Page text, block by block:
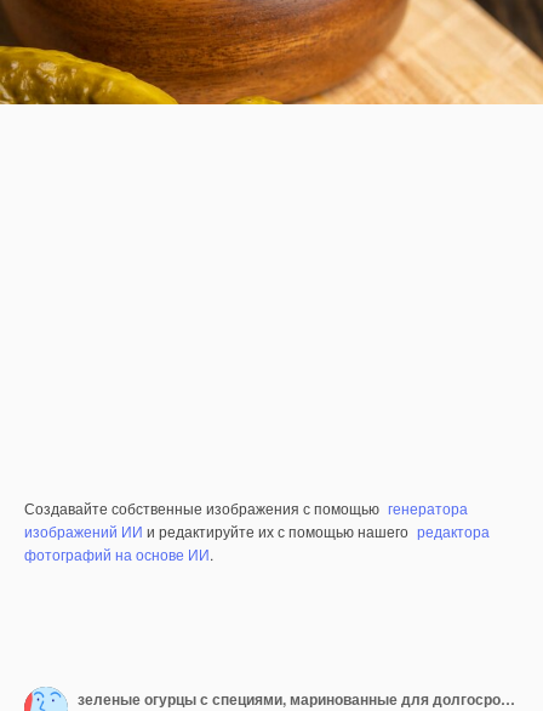
Создавайте собственные изображения с помощью генератора
изображений ИИ и редактируйте их с помощью нашего редактора
фотографий на основе ИИ.
зеленые огурцы с специями, маринованные для долгосрочного хранения